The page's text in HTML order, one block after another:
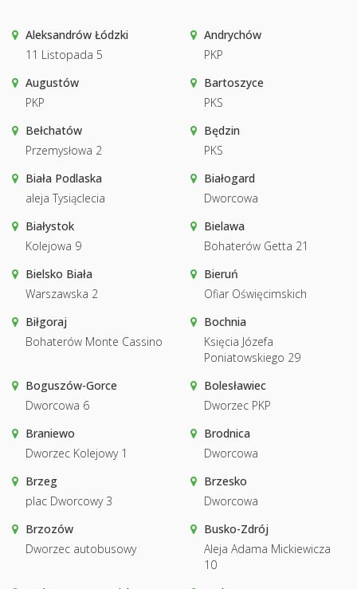
Aleksandrów Łódzki
11 Listopada 5
Andrychów
PKP
Augustów
PKP
Bartoszyce
PKS
Bełchatów
Przemysłowa 2
Będzin
PKS
Biała Podlaska
aleja Tysiąclecia
Białogard
Dworcowa
Białystok
Kolejowa 9
Bielawa
Bohaterów Getta 21
Bielsko Biała
Warszawska 2
Bieruń
Ofiar Oświęcimskich
Biłgoraj
Bohaterów Monte Cassino
Bochnia
Księcia Józefa
Poniatowskiego 29
Boguszów-Gorce
Dworcowa 6
Bolesławiec
Dworzec PKP
Braniewo
Dworzec Kolejowy 1
Brodnica
Dworcowa
Brzeg
plac Dworcowy 3
Brzesko
Dworcowa
Brzozów
Dworzec autobusowy
Busko-Zdrój
Aleja Adama Mickiewicza
10